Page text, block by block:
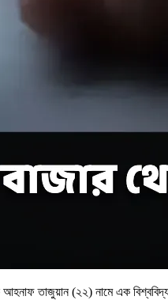
তাজুয়ান (২২) নামে এক